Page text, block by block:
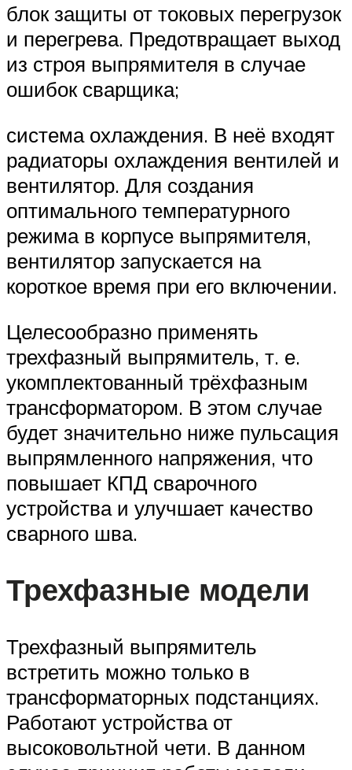
блок защиты от токовых перегрузок
и перегрева. Предотвращает выход
из строя выпрямителя в случае
ошибок сварщика;
система охлаждения. В неё входят
радиаторы охлаждения вентилей и
вентилятор. Для создания
оптимального температурного
режима в корпусе выпрямителя,
вентилятор запускается на
короткое время при его включении.
Целесообразно применять
трехфазный выпрямитель, т. е.
укомплектованный трёхфазным
трансформатором. В этом случае
будет значительно ниже пульсация
выпрямленного напряжения, что
повышает КПД сварочного
устройства и улучшает качество
сварного шва.
Трехфазные модели
Трехфазный выпрямитель
встретить можно только в
трансформаторных подстанциях.
Работают устройства от
высоковольтной чети. В данном